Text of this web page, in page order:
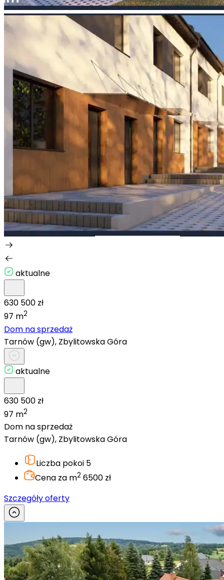
aktualne
630 500 zł
97 m2
Dom na sprzedaż
Tarnów (gw), Zbylitowska Góra
aktualne
630 500 zł
97 m2
Dom na sprzedaż
Tarnów (gw), Zbylitowska Góra
Liczba pokoi 5
Cena za m2 6500 zł
Szczegóły oferty